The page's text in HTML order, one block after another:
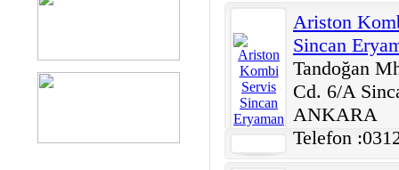
Ariston
Sincan
Tandoğan
Cd. 6/A
ANKARA
Telefon